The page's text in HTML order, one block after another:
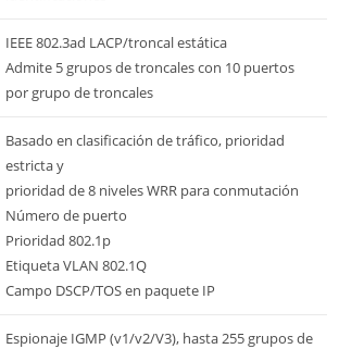
IEEE 802.3ad LACP/troncal estática
Admite 5 grupos de troncales con 10 puertos
por grupo de troncales
Basado en clasificación de tráfico, prioridad
estricta y
prioridad de 8 niveles WRR para conmutación
Número de puerto
Prioridad 802.1p
Etiqueta VLAN 802.1Q
Campo DSCP/TOS en paquete IP
Espionaje IGMP (v1/v2/V3), hasta 255 grupos de